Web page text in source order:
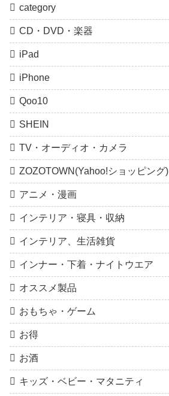
category
CD・DVD・楽器
iPad
iPhone
Qoo10
SHEIN
TV・オーディオ・カメラ
ZOZOTOWN(Yahoo!ショッピング)
アニメ・漫画
インテリア・寝具・収納
インテリア、生活雑貨
インナー・下着・ナイトウエア
オススメ製品
おもちゃ・ゲーム
お得
お酒
キッズ・ベビー・マタニティ